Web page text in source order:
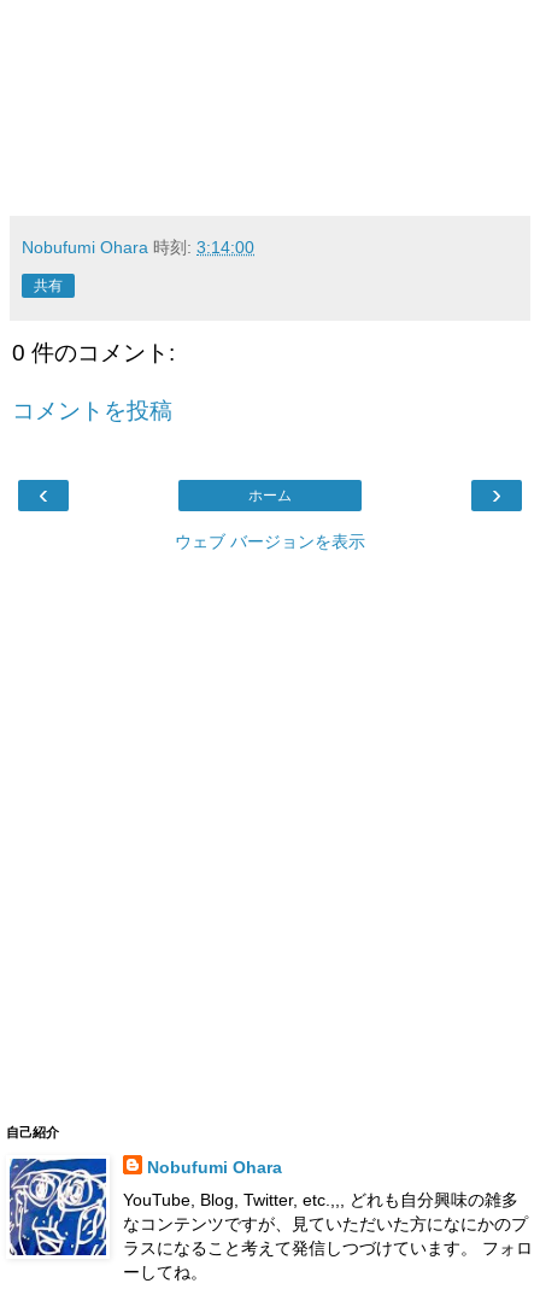
Nobufumi Ohara 時刻: 3:14:00
共有
0 件のコメント:
コメントを投稿
‹ ›
ホーム
ウェブ バージョンを表示
自己紹介
Nobufumi Ohara
YouTube, Blog, Twitter, etc.,,, どれも自分興味の雑多
なコンテンツですが、見ていただいた方になにかのプ
ラスになること考えて発信しつづけています。 フォロ
ーしてね。